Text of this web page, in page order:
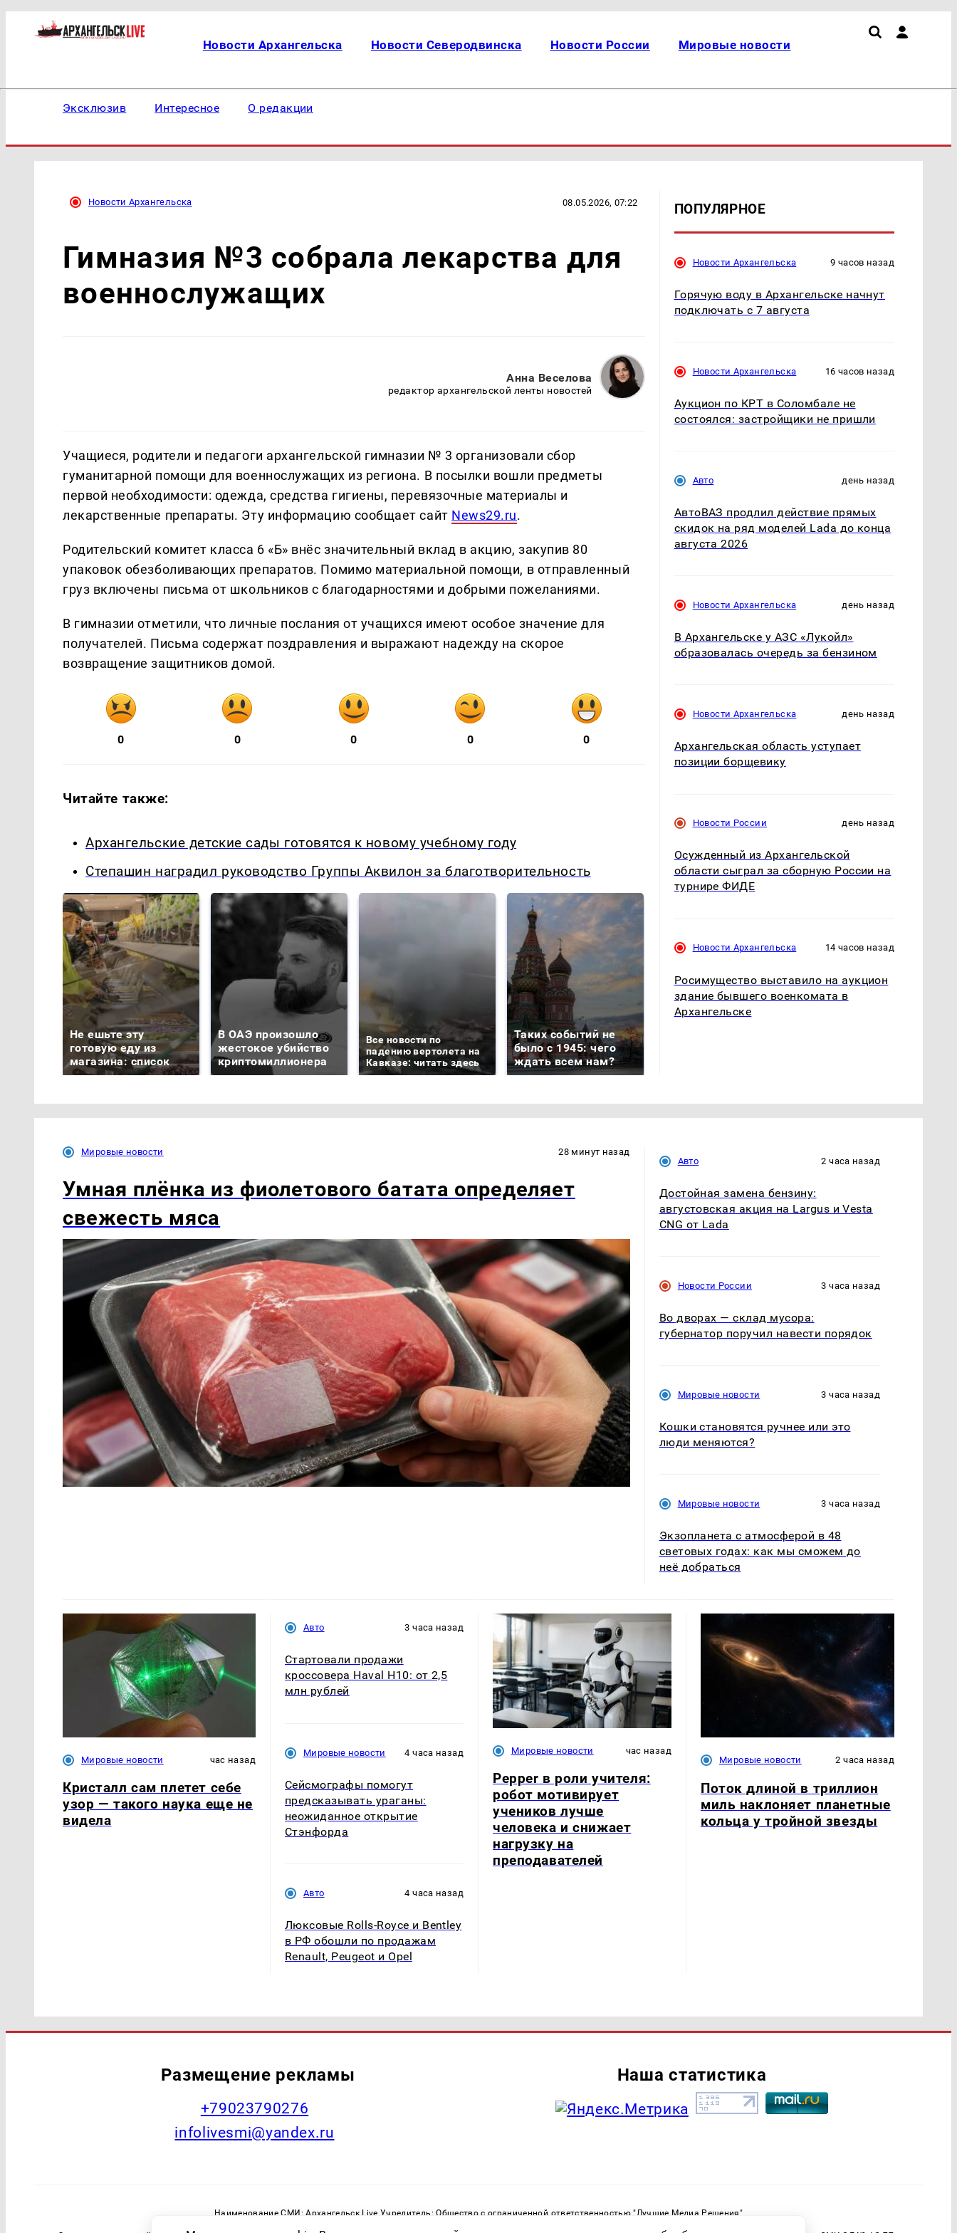
Новости Архангельска Новости Северодвинска Новости России Мировые новости
Эксклюзив Интересное О редакции
Новости Архангельска 08.05.2026, 07:22
Гимназия №3 собрала лекарства для
военнослужащих
Анна Веселова
редактор архангельской ленты новостей
Учащиеся, родители и педагоги архангельской гимназии № 3 организовали сбор
гуманитарной помощи для военнослужащих из региона. В посылки вошли предметы
первой необходимости: одежда, средства гигиены, перевязочные материалы и
лекарственные препараты. Эту информацию сообщает сайт News29.ru.
Родительский комитет класса 6 «Б» внёс значительный вклад в акцию, закупив 80
упаковок обезболивающих препаратов. Помимо материальной помощи, в отправленный
груз включены письма от школьников с благодарностями и добрыми пожеланиями.
В гимназии отметили, что личные послания от учащихся имеют особое значение для
получателей. Письма содержат поздравления и выражают надежду на скорое
возвращение защитников домой.
0 0 0 0 0
Читайте также:
Архангельские детские сады готовятся к новому учебному году
Степашин наградил руководство Группы Аквилон за благотворительность
Не ешьте эту
готовую еду из
магазина: список
В ОАЭ произошло
жестокое убийство
криптомиллионера
Все новости по
падению вертолета на
Кавказе: читать здесь
Таких событий не
было с 1945: чего
ждать всем нам?
ПОПУЛЯРНОЕ
Новости Архангельска 9 часов назад
Горячую воду в Архангельске начнут
подключать с 7 августа
Новости Архангельска 16 часов назад
Аукцион по КРТ в Соломбале не
состоялся: застройщики не пришли
Авто день назад
АвтоВАЗ продлил действие прямых
скидок на ряд моделей Lada до конца
августа 2026
Новости Архангельска день назад
В Архангельске у АЗС «Лукойл»
образовалась очередь за бензином
Новости Архангельска день назад
Архангельская область уступает
позиции борщевику
Новости России день назад
Осужденный из Архангельской
области сыграл за сборную России на
турнире ФИДЕ
Новости Архангельска 14 часов назад
Росимущество выставило на аукцион
здание бывшего военкомата в
Архангельске
Мировые новости 28 минут назад
Умная плёнка из фиолетового батата определяет
свежесть мяса
Авто 2 часа назад
Достойная замена бензину:
августовская акция на Largus и Vesta
CNG от Lada
Новости России 3 часа назад
Во дворах — склад мусора:
губернатор поручил навести порядок
Мировые новости 3 часа назад
Кошки становятся ручнее или это
люди меняются?
Мировые новости 3 часа назад
Экзопланета с атмосферой в 48
световых годах: как мы сможем до
неё добраться
Мировые новости час назад
Кристалл сам плетет себе
узор — такого наука еще не
видела
Авто 3 часа назад
Стартовали продажи
кроссовера Haval H10: от 2,5
млн рублей
Мировые новости 4 часа назад
Сейсмографы помогут
предсказывать ураганы:
неожиданное открытие
Стэнфорда
Авто 4 часа назад
Люксовые Rolls-Royce и Bentley
в РФ обошли по продажам
Renault, Peugeot и Opel
Мировые новости час назад
Pepper в роли учителя:
робот мотивирует
учеников лучше
человека и снижает
нагрузку на
преподавателей
Мировые новости 2 часа назад
Поток длиной в триллион
миль наклоняет планетные
кольца у тройной звезды
Размещение рекламы
+79023790276
infolivesmi@yandex.ru
Наша статистика
Наименование СМИ: Архангельск Live Учредитель: Общество с ограниченной ответственностью "Лучшие Медиа Решения"